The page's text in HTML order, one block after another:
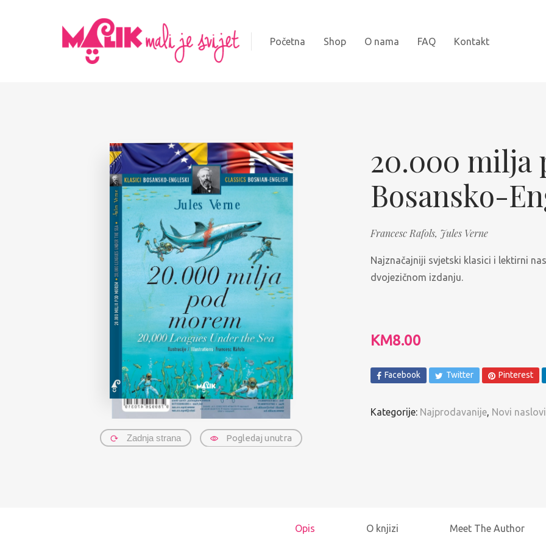
Početna Shop
Kartonske slikovnice
Najprodavanije
Slikovnice sa naljepnicama
Spomenari i Vježbanke
Pregled po autorima
O nama FAQ Kontakt
Zadnja strana Pogledaj unutra
20.000 milja
Bosansko-
Francesc Rafols, Jules Verne
Najznačajniji svjetski klasici i lektirni
dvojezičnom izdanju.
KM8.00
Facebook Twitter Pinterest
Kategorije: Najprodavanije Novi naslovi
Opis O knjizi Meet The Author